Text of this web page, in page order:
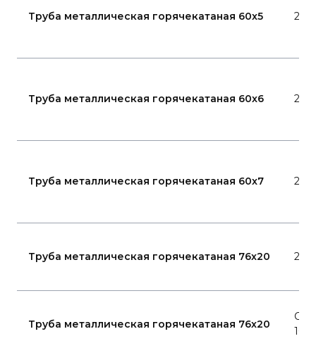
Труба металлическая горячекатаная 60x5 20
Труба металлическая горячекатаная 60x6 20
Труба металлическая горячекатаная 60x7 20
Труба металлическая горячекатаная 76x20 20
Труба металлическая горячекатаная 76x20
10